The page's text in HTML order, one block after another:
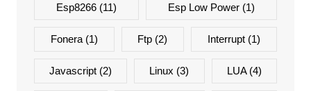
Esp8266(11) Esp Low Power (1)
Fonera(1) Ftp (2) Interrupt (1)
Javascript (2) Linux (3) LUA(4)